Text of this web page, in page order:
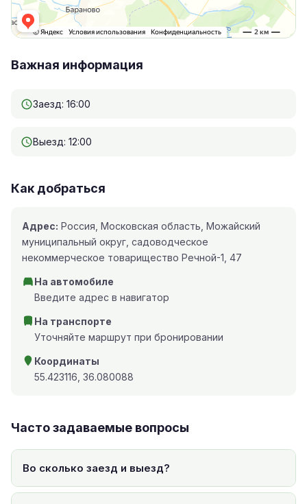
Важная информация
Заезд: 16:00
Выезд: 12:00
Как добраться
Адрес: Россия, Московская область, Можайский
муниципальный округ, садоводческое
некоммерческое товарищество Речной-1, 47
На автомобиле
Введите адрес в навигатор
На транспорте
Уточняйте маршрут при бронировании
Координаты
55.423116, 36.080088
Часто задаваемые вопросы
Во сколько заезд и выезд?